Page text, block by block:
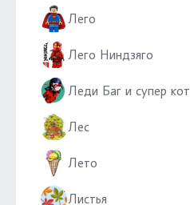
Лего
Лего Ниндзяго
Леди Баг и супер кот
Лес
Лето
Листья